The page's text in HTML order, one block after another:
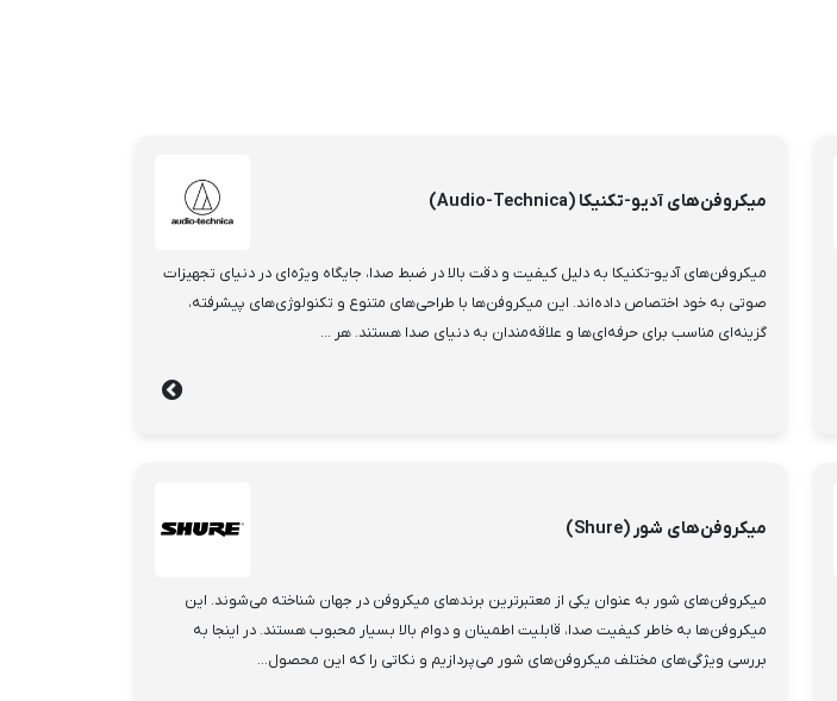
میکروفن‌های آدیو-تکنیکا (Audio-Technica)
میکروفن‌های آدیو-تکنیکا به دلیل کیفیت و دقت بالا در ضبط صدا، جایگاه ویژه‌ای در دنیای تجهیزات
صوتی به خود اختصاص داده‌اند. این میکروفن‌ها با طراحی‌های متنوع و تکنولوژی‌های پیشرفته،
گزینه‌ای مناسب برای حرفه‌ای‌ها و علاقه‌مندان به دنیای صدا هستند. هر ...
میکروفن‌های شور (Shure)
میکروفن‌های شور به عنوان یکی از معتبرترین برندهای میکروفن در جهان شناخته می‌شوند. این
میکروفن‌ها به خاطر کیفیت صدا، قابلیت اطمینان و دوام بالا بسیار محبوب هستند. در اینجا به
بررسی ویژگی‌های مختلف میکروفن‌های شور می‌پردازیم و نکاتی را که این محصول...